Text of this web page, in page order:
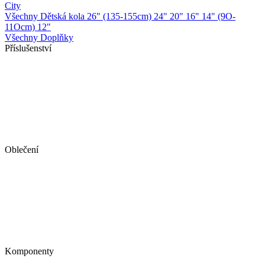
City
Všechny Dětská kola 26" (135-155cm) 24" 20" 16" 14" (9O-
11Ocm) 12"
Všechny Doplňky
Příslušenství
Oblečení
Komponenty